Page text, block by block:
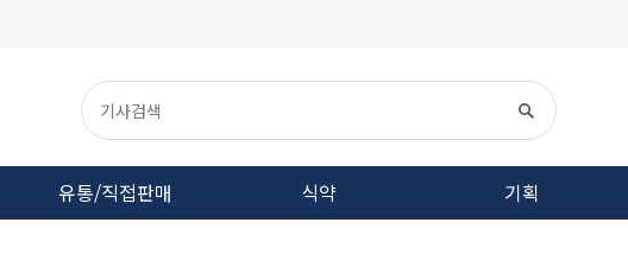
유통/직접판매 식약 기획